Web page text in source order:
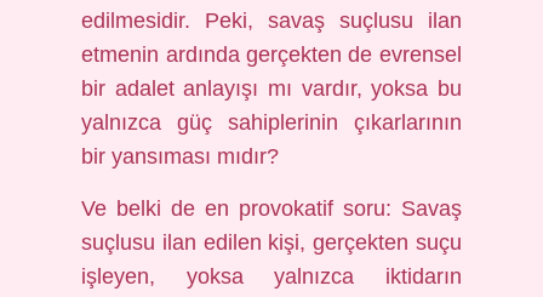
edilmesidir. Peki, savaş suçlusu ilan
etmenin ardında gerçekten de evrensel
bir adalet anlayışı mı vardır, yoksa bu
yalnızca güç sahiplerinin çıkarlarının
bir yansıması mıdır?
Ve belki de en provokatif soru: Savaş
suçlusu ilan edilen kişi, gerçekten suçu
işleyen, yoksa yalnızca iktidarın